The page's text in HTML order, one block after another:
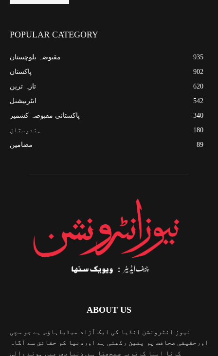
POPULAR CATEGORY
مقبوضہ بلوچستان
935
پاکستان
902
تازہ ترین
620
انٹرنیشنل
542
پاکستانی مقبوضہ کشمیر
340
ہندوستان
180
مضامین
89
ABOUT US
نیوز انٹرونشن انڈیا کی ایک آزاد میڈیاہاؤس ہے جو سچی
اورحقیقی صحافت پر یقین رکھتی ہے اوردنیا کو حقائق سے آگاہ
کرنا اپنا کرتویہ سمجھتا ہے۔دنیابھرمیں ہونے والی